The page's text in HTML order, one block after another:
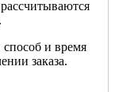
и время
заказа.